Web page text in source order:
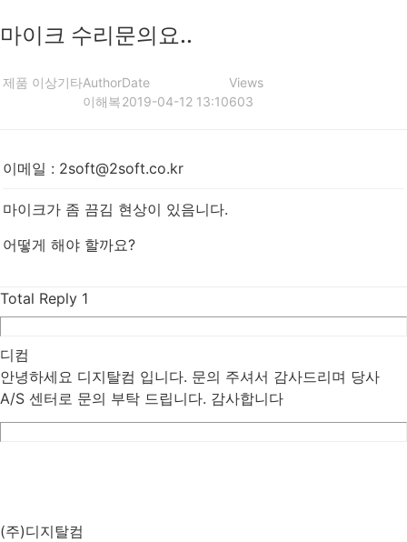
마이크 수리문의요..
제품 이상기타Author
이해복
Date
2019-04-12 13:10
Views
603
이메일 : 2soft@2soft.co.kr
마이크가 좀 끔김 현상이 있음니다.
어떻게 해야 할까요?
Total Reply 1
디컴
안녕하세요 디지탈컴 입니다. 문의 주셔서 감사드리며 당사
A/S 센터로 문의 부탁 드립니다. 감사합니다
(주)디지탈컴